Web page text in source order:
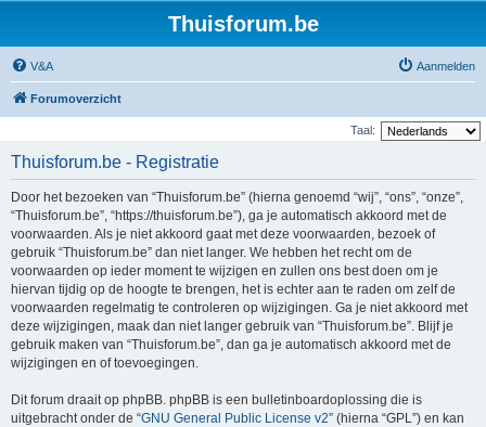
Thuisforum.be
V&A Aanmelden
Forumoverzicht
Taal:
Thuisforum.be - Registratie
Door het bezoeken van “Thuisforum.be” (hierna genoemd “wij”, “ons”, “onze”,
“Thuisforum.be”, “https://thuisforum.be”), ga je automatisch akkoord met de
voorwaarden. Als je niet akkoord gaat met deze voorwaarden, bezoek of
gebruik “Thuisforum.be” dan niet langer. We hebben het recht om de
voorwaarden op ieder moment te wijzigen en zullen ons best doen om je
hiervan tijdig op de hoogte te brengen, het is echter aan te raden om zelf de
voorwaarden regelmatig te controleren op wijzigingen. Ga je niet akkoord met
deze wijzigingen, maak dan niet langer gebruik van “Thuisforum.be”. Blijf je
gebruik maken van “Thuisforum.be”, dan ga je automatisch akkoord met de
wijzigingen en of toevoegingen.
Dit forum draait op phpBB. phpBB is een bulletinboardoplossing die is
uitgebracht onder de “GNU General Public License v2” (hierna “GPL”) en kan